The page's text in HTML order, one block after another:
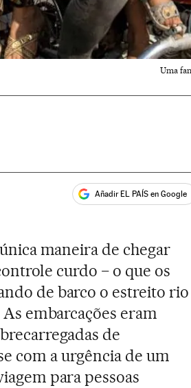
Uma
Añadir EL PAÍS en Google
maneira de chegar
curdo − o que os
de barco o estreito rio
As embarcações eram
de
com a urgência de um
para pessoas